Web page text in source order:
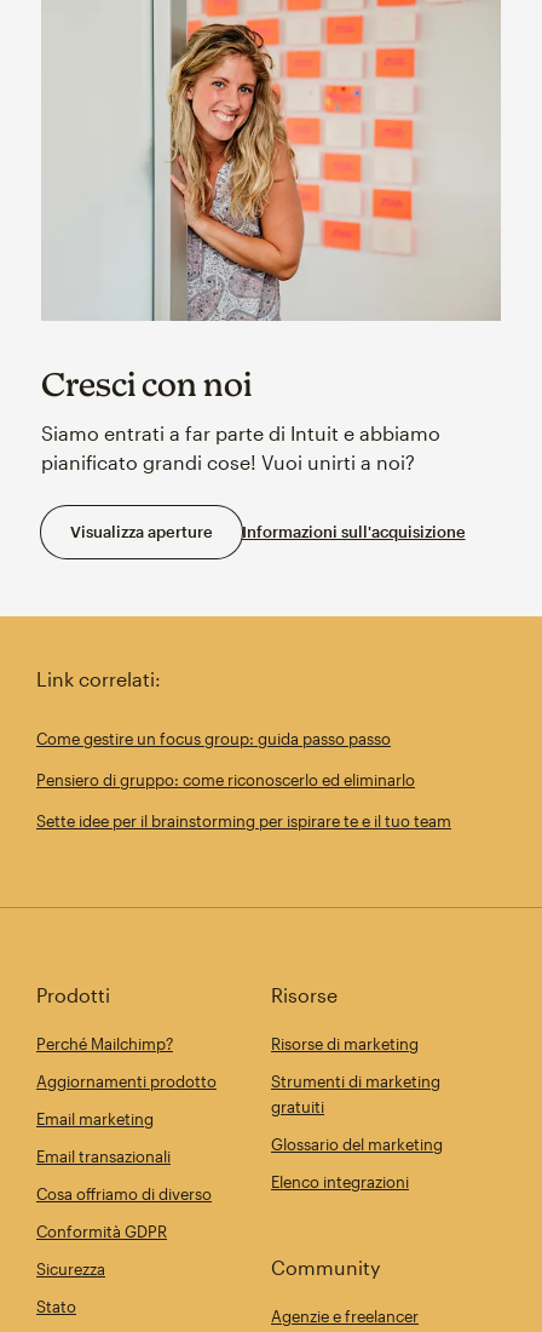
Cresci con noi
Siamo entrati a far parte di Intuit e abbiamo
pianificato grandi cose! Vuoi unirti a noi?
Visualizza aperture Informazioni sull'acquisizione
Link correlati:
Come gestire un focus group: guida passo passo
Pensiero di gruppo: come riconoscerlo ed eliminarlo
Sette idee per il brainstorming per ispirare te e il tuo team
Prodotti
Perché Mailchimp?
Aggiornamenti prodotto
Email marketing
Email transazionali
Cosa offriamo di diverso
Conformità GDPR
Sicurezza
Stato
Risorse
Risorse di marketing
Strumenti di marketing
gratuiti
Glossario del marketing
Elenco integrazioni
Community
Agenzie e freelancer